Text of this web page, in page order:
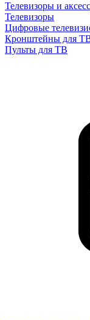
Телевизоры и
Телевизоры
Цифровые
Кронштейны для
Пульты для ТВ